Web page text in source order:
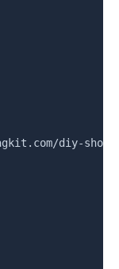
diy-